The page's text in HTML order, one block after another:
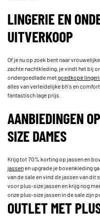
LINGERIE EN
UITVERKOOP
Of je nu op zoek bent naar
zachte nachtkleding, je vindt het bij
ondergoedlade metgoedkope
alles van verleidelijke bh's en
fantastisch lage prijs.
AANBIEDINGEN
SIZE DAMES
Krijg tot 70% korting op jassen en
jassenen upgrade je bovenkleding
van de sale en vind de jassen van
voor plus-size jassen en krijg nog
onze plus-size jassen in de sale zijn
OUTLET MET